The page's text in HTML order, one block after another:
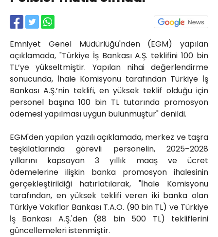
Emniyet Genel Müdürlüğü'nden (EGM) yapılan
açıklamada, "Türkiye İş Bankası A.Ş. teklifini 100 bin
TL’ye yükseltmiştir. Yapılan nihai değerlendirme
sonucunda, İhale Komisyonu tarafından Türkiye İş
Bankası A.Ş.’nin teklifi, en yüksek teklif olduğu için
personel başına 100 bin TL tutarında promosyon
ödemesi yapılması uygun bulunmuştur" denildi.
EGM'den yapılan yazılı açıklamada, merkez ve taşra
teşkilatlarında görevli personelin, 2025–2028
yıllarını kapsayan 3 yıllık maaş ve ücret
ödemelerine ilişkin banka promosyon ihalesinin
gerçekleştirildiği hatırlatılarak, "İhale Komisyonu
tarafından, en yüksek teklifi veren iki banka olan
Türkiye Vakıflar Bankası T.A.O. (90 bin TL) ve Türkiye
İş Bankası A.Ş.'den (88 bin 500 TL) tekliflerini
güncellemeleri istenmiştir.
Yahya Kaptan Mahallesi
Akkavaklar Caddesi No:17/4 İzmit-
KOCAELİ
kocaelisokak@gmail.com